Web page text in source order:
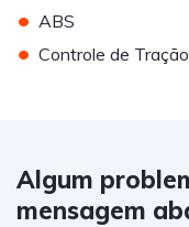
• ABS
• Controle de Tração
Algum
mensagem